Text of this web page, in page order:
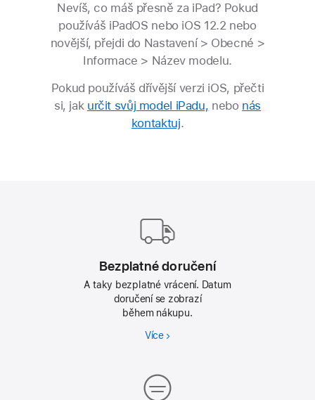
Nevíš, co máš přesně za iPad? Pokud
používáš iPadOS nebo iOS 12.2 nebo
novější, přejdi do Nastavení > Obecné >
Informace > Název modelu.
Pokud používáš dřívější verzi iOS, přečti
si, jak určit svůj model iPadu, nebo nás
kontaktuj.
Bezplatné doručení
A taky bezplatné vrácení. Datum
doručení se zobrazí
během nákupu.
Více